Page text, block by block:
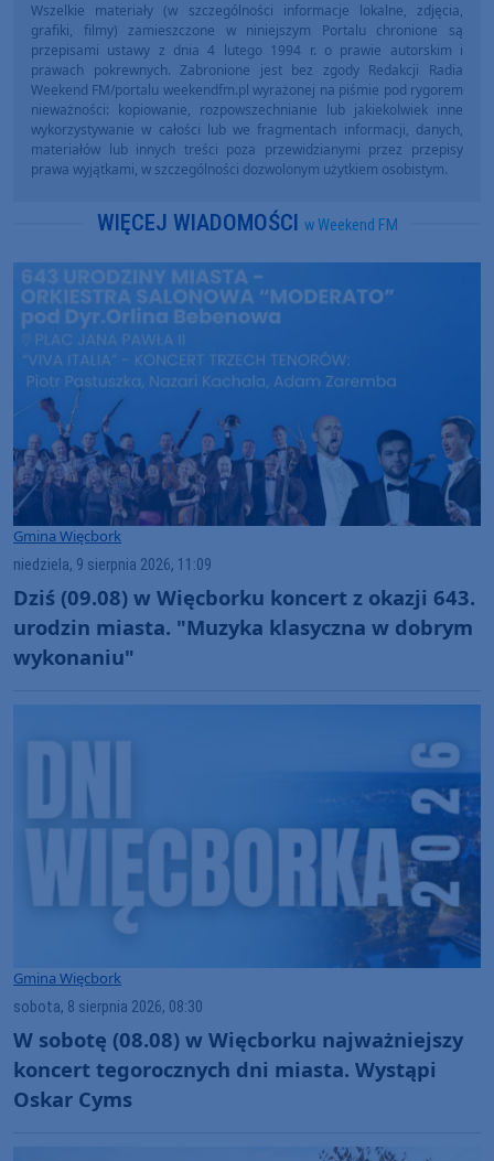
Wszelkie materiały (w szczególności informacje lokalne, zdjęcia,
grafiki, filmy) zamieszczone w niniejszym Portalu chronione są
przepisami ustawy z dnia 4 lutego 1994 r. o prawie autorskim i
prawach pokrewnych. Zabronione jest bez zgody Redakcji Radia
Weekend FM/portalu weekendfm.pl wyrażonej na piśmie pod rygorem
nieważności: kopiowanie, rozpowszechnianie lub jakiekolwiek inne
wykorzystywanie w całości lub we fragmentach informacji, danych,
materiałów lub innych treści poza przewidzianymi przez przepisy
prawa wyjątkami, w szczególności dozwolonym użytkiem osobistym.
WIĘCEJ WIADOMOŚCI w Weekend FM
Gmina Więcbork
niedziela, 9 sierpnia 2026, 11:09
Dziś (09.08) w Więcborku koncert z okazji 643.
urodzin miasta. "Muzyka klasyczna w dobrym
wykonaniu"
Gmina Więcbork
sobota, 8 sierpnia 2026, 08:30
W sobotę (08.08) w Więcborku najważniejszy
koncert tegorocznych dni miasta. Wystąpi
Oskar Cyms